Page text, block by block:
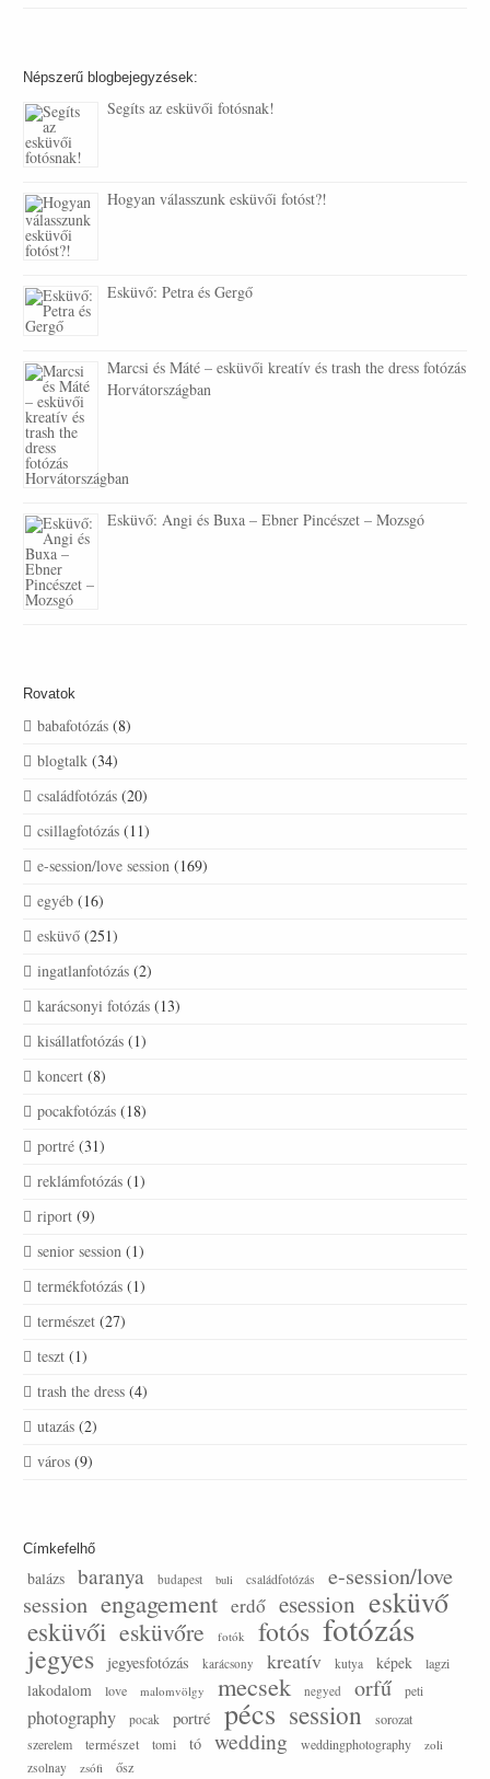
Népszerű blogbejegyzések:
Segíts az esküvői fotósnak!
Hogyan válasszunk esküvői fotóst?!
Esküvő: Petra és Gergő
Marcsi és Máté – esküvői kreatív és trash the dress fotózás
Horvátországban
Esküvő: Angi és Buxa – Ebner Pincészet – Mozsgó
Rovatok
babafotózás (8)
blogtalk (34)
családfotózás (20)
csillagfotózás (11)
e-session/love session (169)
egyéb (16)
esküvő (251)
ingatlanfotózás (2)
karácsonyi fotózás (13)
kisállatfotózás (1)
koncert (8)
pocakfotózás (18)
portré (31)
reklámfotózás (1)
riport (9)
senior session (1)
termékfotózás (1)
természet (27)
teszt (1)
trash the dress (4)
utazás (2)
város (9)
Címkefelhő
balázs baranya budapest buli családfotózás
e-session/love
session engagement erdő esession esküvő
esküvői esküvőre fotók fotós fotózás
jegyes jegyesfotózás karácsony kreatív kutya képek lagzi
lakodalom love malomvölgy mecsek negyed orfű peti
photography pocak portré pécs session
sorozat
szerelem
természet tomi tó wedding weddingphotography
zoli
zsolnay
zsófi ősz